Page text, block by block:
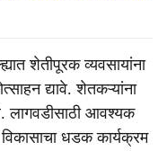
शेतीपूरक व्यवसायांना
द्यावे. शेतकऱ्यांना
लागवडीसाठी आवश्यक
धडक कार्यक्रम